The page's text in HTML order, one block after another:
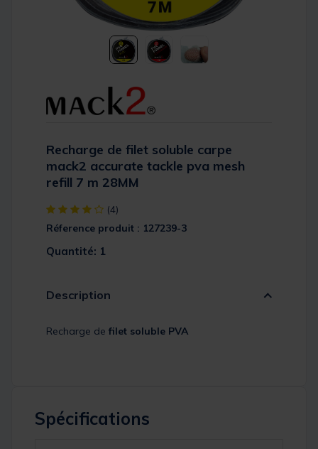
Recharge de filet soluble carpe
mack2 accurate tackle pva mesh
refill 7 m 28MM
[object Object] out of 5 Customer Rating
(4)
Réference produit : 127239-3
Quantité: 1
Description
Recharge de filet soluble PVA
Spécifications